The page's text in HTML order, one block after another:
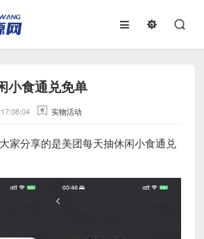
小食通兑免单
实物活动
家分享的是美团每天抽休闲小食通兑